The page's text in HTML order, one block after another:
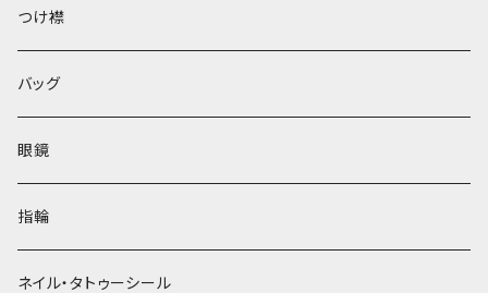
ベレー帽
つけ襟
バッグ
眼鏡
指輪
ネイル・タトゥーシール